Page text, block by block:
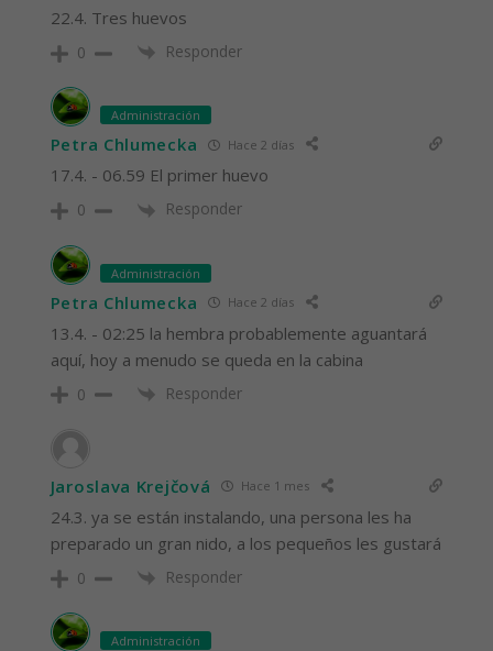
22.4. Tres huevos
0 Responder
Administración
Petra Chlumecka Hace 2 días
17.4. - 06.59 El primer huevo
0 Responder
Administración
Petra Chlumecka Hace 2 días
13.4. - 02:25 la hembra probablemente aguantará
aquí, hoy a menudo se queda en la cabina
0 Responder
Jaroslava Krejčová Hace 1 mes
24.3. ya se están instalando, una persona les ha
preparado un gran nido, a los pequeños les gustará
0 Responder
Administración